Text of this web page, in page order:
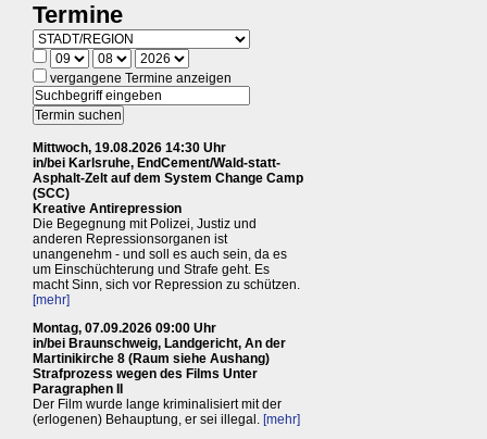
Termine
vergangene Termine anzeigen
Mittwoch, 19.08.2026 14:30 Uhr
in/bei Karlsruhe, EndCement/Wald-statt-
Asphalt-Zelt auf dem System Change Camp
(SCC)
Kreative Antirepression
Die Begegnung mit Polizei, Justiz und
anderen Repressionsorganen ist
unangenehm - und soll es auch sein, da es
um Einschüchterung und Strafe geht. Es
macht Sinn, sich vor Repression zu schützen.
[mehr]
Montag, 07.09.2026 09:00 Uhr
in/bei Braunschweig, Landgericht, An der
Martinikirche 8 (Raum siehe Aushang)
Strafprozess wegen des Films Unter
Paragraphen II
Der Film wurde lange kriminalisiert mit der
(erlogenen) Behauptung, er sei illegal. [mehr]